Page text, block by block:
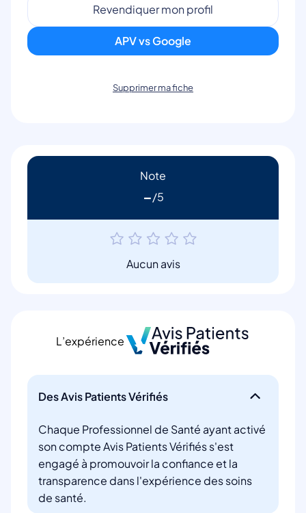
Revendiquer mon profil
APV vs Google
Supprimer ma fiche
Note
-
Aucun avis
L’expérience
Des Avis Patients Vérifiés
Chaque Professionnel de Santé ayant activé
son compte Avis Patients Vérifiés s'est
engagé à promouvoir la confiance et la
transparence dans l'expérience des soins
de santé.